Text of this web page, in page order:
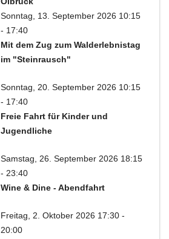
Sonntag, 13. September 2026 10:15
- 17:40
Mit dem Zug zum Walderlebnistag
im "Steinrausch"
Sonntag, 20. September 2026 10:15
- 17:40
Freie Fahrt für Kinder und
Jugendliche
Samstag, 26. September 2026 18:15
- 23:40
Wine & Dine - Abendfahrt
Freitag, 2. Oktober 2026 17:30 -
20:00